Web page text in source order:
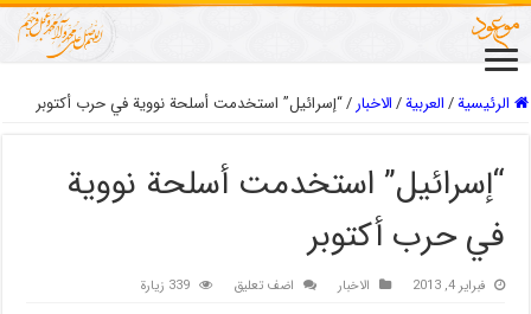
الرئيسية/العربیة/الاخبار/“إسرائيل” استخدمت أسلحة نووية في حرب أكتوبر
“إسرائيل” استخدمت أسلحة نووية
في حرب أكتوبر
فبراير 4, 2013 الاخبار اضف تعليق 339 زيارة